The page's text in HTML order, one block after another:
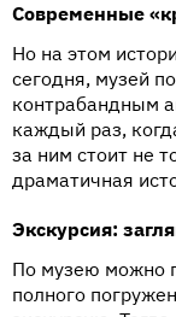
Современные
Но на этом
сегодня, музей
контрабандным
каждый раз,
за ним стоит не
драматичная
Экскурсия:
По музею можно
полного